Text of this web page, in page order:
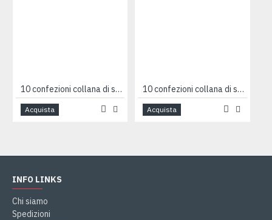
10 confezioni collana di sfere
Acquista
10 confezioni collana di stelline
Acquista
INFO LINKS
Chi siamo
Spedizioni